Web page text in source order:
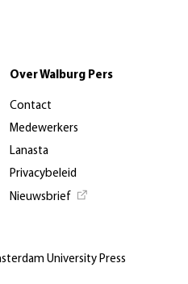
Over Walburg Pers
Contact
Medewerkers
Lanasta
Privacybeleid
Nieuwsbrief
University Press